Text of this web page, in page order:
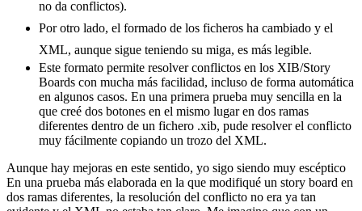
no da conflictos).
Por otro lado, el formado de los ficheros ha cambiado y el
XML, aunque sigue teniendo su miga, es más legible.
Este formato permite resolver conflictos en los XIB/Story
Boards con mucha más facilidad, incluso de forma automática
en algunos casos. En una primera prueba muy sencilla en la
que creé dos botones en el mismo lugar en dos ramas
diferentes dentro de un fichero .xib, pude resolver el conflicto
muy fácilmente copiando un trozo del XML.
Aunque hay mejoras en este sentido, yo sigo siendo muy escéptico
En una prueba más elaborada en la que modifiqué un story board en
dos ramas diferentes, la resolución del conflicto no era ya tan